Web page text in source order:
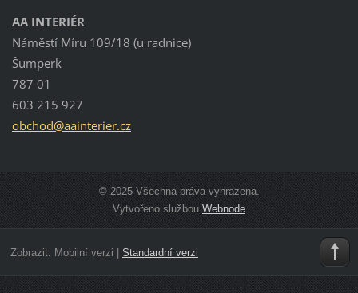
AA INTERIÉR
Náměstí Míru 109/18 (u radnice)
Šumperk
787 01
603 215 927
obchod@aainterier.cz
© 2025 Všechna práva vyhrazena.
Vytvořeno službou Webnode
Zobrazit: Mobilní verzi Standardní verzi